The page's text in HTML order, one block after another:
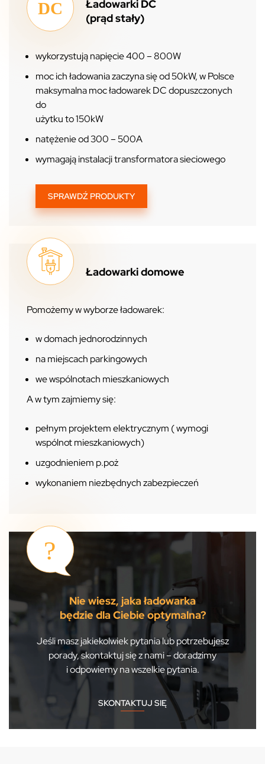
Ładowarki DC
(prąd stały)
wykorzystują napięcie 400 – 800W
moc ich ładowania zaczyna się od 50kW, w Polsce
maksymalna moc ładowarek DC dopuszczonych
do
użytku to 150kW
natężenie od 300 – 500A
wymagają instalacji transformatora sieciowego
SPRAWDŹ PRODUKTY
Ładowarki domowe
Pomożemy w wyborze ładowarek:
w domach jednorodzinnych
na miejscach parkingowych
we wspólnotach mieszkaniowych
A w tym zajmiemy się:
pełnym projektem elektrycznym ( wymogi
wspólnot mieszkaniowych)
uzgodnieniem p.poż
wykonaniem niezbędnych zabezpieczeń
Nie wiesz, jaka ładowarka
będzie dla Ciebie optymalna?
Jeśli masz jakiekolwiek pytania lub potrzebujesz
porady, skontaktuj się z nami – doradzimy
i odpowiemy na wszelkie pytania.
SKONTAKTUJ SIĘ